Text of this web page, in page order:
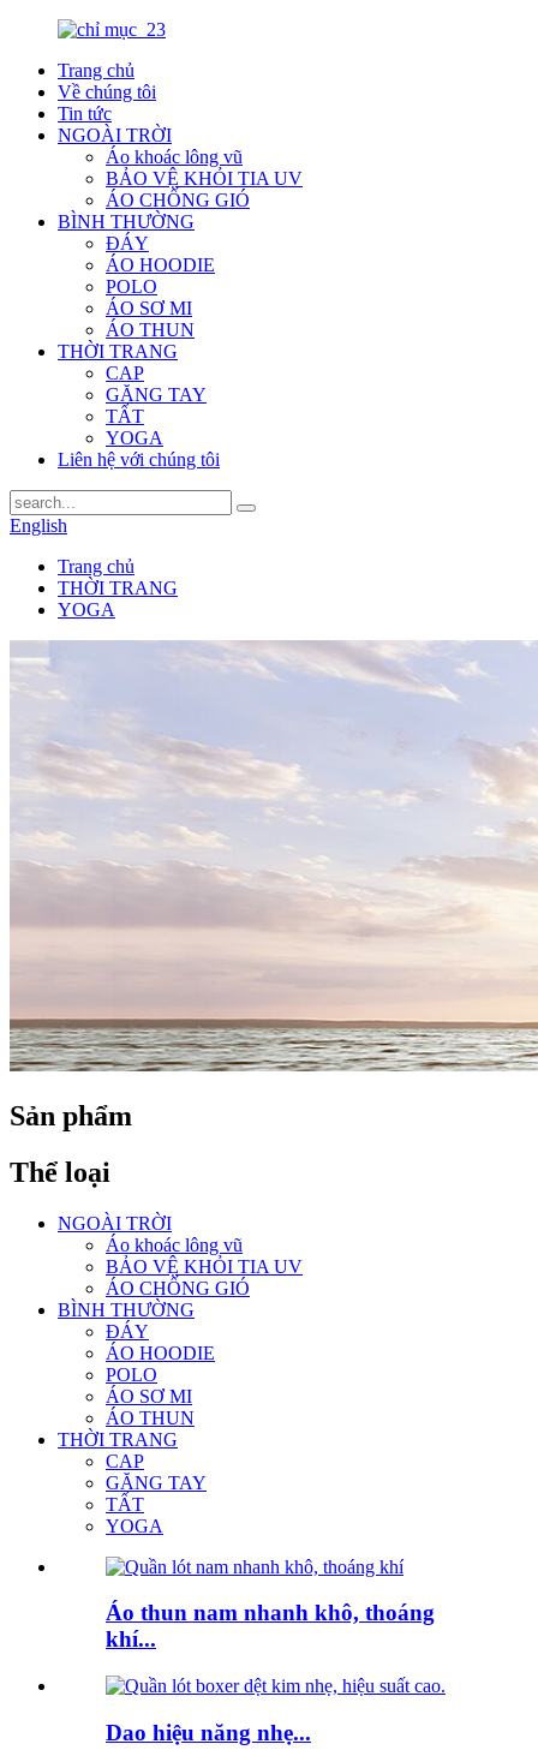
Trang chủ
Về chúng tôi
Tin tức
NGOÀI TRỜI
Áo khoác lông vũ
BẢO VỆ KHỎI TIA UV
ÁO CHỐNG GIÓ
BÌNH THƯỜNG
ĐÁY
ÁO HOODIE
POLO
ÁO SƠ MI
ÁO THUN
THỜI TRANG
CAP
GĂNG TAY
TẤT
YOGA
Liên hệ với chúng tôi
English
Trang chủ
THỜI TRANG
YOGA
Sản phẩm
Thể loại
NGOÀI TRỜI
Áo khoác lông vũ
BẢO VỆ KHỎI TIA UV
ÁO CHỐNG GIÓ
BÌNH THƯỜNG
ĐÁY
ÁO HOODIE
POLO
ÁO SƠ MI
ÁO THUN
THỜI TRANG
CAP
GĂNG TAY
TẤT
YOGA
Áo thun nam nhanh khô, thoáng
khí...
Dao hiệu năng nhẹ...